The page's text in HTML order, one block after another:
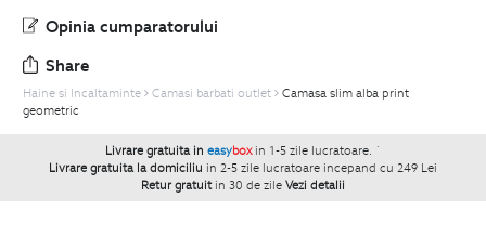
Opinia cumparatorului
Share
Haine si Incaltaminte Camasi barbati outlet
Camasa slim alba print
geometric
Livrare gratuita in easybox in 1-5 zile lucratoare. `
Livrare gratuita la domiciliu in 2-5 zile lucratoare incepand cu 249 Lei
Retur gratuit in 30 de zile Vezi detalii